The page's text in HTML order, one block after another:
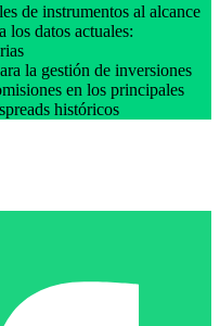
de instrumentos al alcance
los datos actuales:
la gestión de inversiones
en los principales
históricos